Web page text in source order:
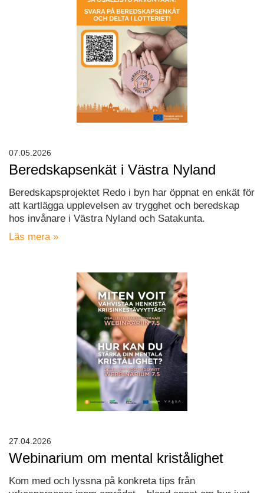
Beredskapsenkät i Västra Nyland
Beredskapsprojektet Redo i byn har öppnat en enkät för
att kartlägga upplevelsen av trygghet och beredskap
hos invånare i Västra Nyland och Satakunta.
Läs mera »
07.05.2026
Webinarium om mental kristålighet
Kom med och lyssna på konkreta tips från
27.04.2026